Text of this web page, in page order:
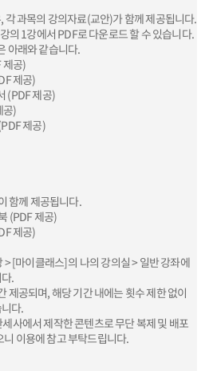
각 과목의 강의자료(교안)가 함께 제공됩니다.
의 1강에서 PDF로 다운로드 할 수 있습니다.
아래와 같습니다.
제공)
제공)
(PDF 제공)
공)
제공)
함께 제공됩니다.
(PDF 제공)
제공)
> [마이클래스]의 나의 강의실 > 일반 강좌에
.
제공되며, 해당 기간 내에는 횟수 제한 없이
다.
사에서 제작한 콘텐츠로 무단 복제 및 배포
이용에 참고 부탁드립니다.